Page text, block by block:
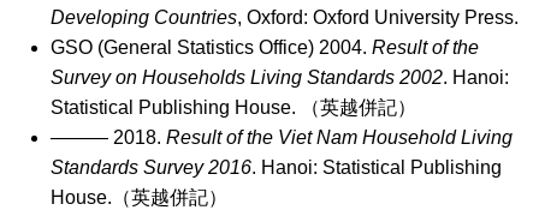
Developing Countries, Oxford: Oxford University Press.
GSO (General Statistics Office) 2004. Result of the
Survey on Households Living Standards 2002. Hanoi:
Statistical Publishing House. （英越併記）
――― 2018. Result of the Viet Nam Household Living
Standards Survey 2016. Hanoi: Statistical Publishing
House. （英越併記）